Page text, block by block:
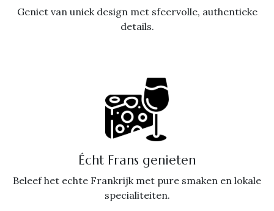
Geniet van uniek design met sfeervolle, authentieke
details.
Écht Frans genieten
Beleef het echte Frankrijk met pure smaken en lokale
specialiteiten.